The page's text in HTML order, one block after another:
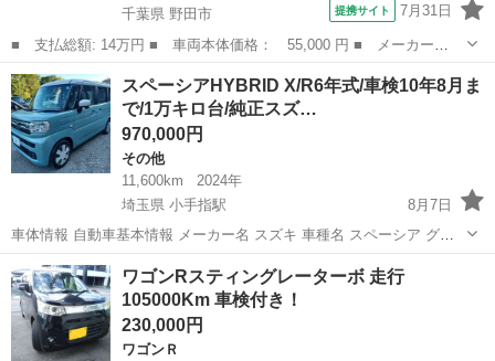
千葉県 野田市
提携サイト 7月31日
■ 支払総額: 14万円 ■ 車両本体価格： 55,000 円 ■ メーカー
名： スズキ ■ 車種名： ＭＲワゴン ■ グレード名： ウィッ
ト ＧＳ ドライブレコーダー スマートキー 電動格納ミラー ベ
ンチシート ＡＴ 盗...
千葉 野田市
スペーシアHYBRID X/R6年式/車検10年8月ま
で/1万キロ台/純正スズ…
970,000円
その他
11,600km
2024年
埼玉県 小手指駅
8月7日
車体情報 自動車基本情報 メーカー名 スズキ 車種名 スペーシア グレ
ード名 HYBRID X 排気量 660 cc 年式 令和6年 (2024年) 5月 輸入車モ
デル年式 - 走行距離 11,...
埼玉 所沢市 小手指駅 その他 車両
ワゴンRスティングレーターボ 走行
105000Km 車検付き！
230,000円
ワゴンＲ